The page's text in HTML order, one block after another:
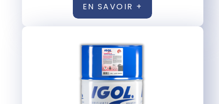
EN SAVOIR +